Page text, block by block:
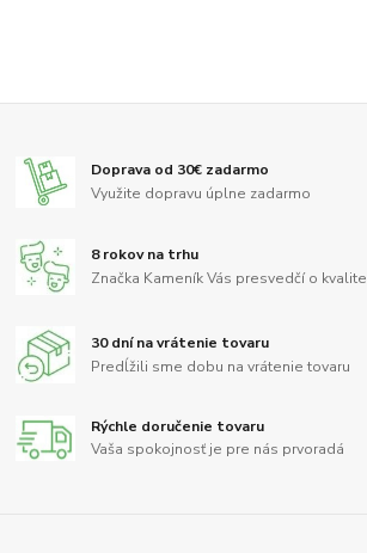
Doprava od 30€ zadarmo
Využite dopravu úplne zadarmo
8 rokov na trhu
Značka Kameník Vás presvedčí o kvalite
30 dní na vrátenie tovaru
Predĺžili sme dobu na vrátenie tovaru
Rýchle doručenie tovaru
Vaša spokojnosť je pre nás prvoradá